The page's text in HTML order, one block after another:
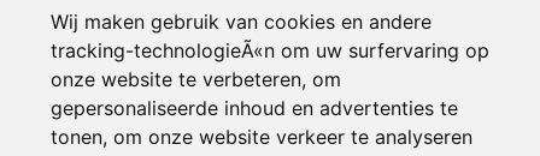
Wij maken gebruik van cookies en andere
tracking-technologieÃ«n om uw surfervaring op
onze website te verbeteren, om
gepersonaliseerde inhoud en advertenties te
tonen, om onze website verkeer te analyseren